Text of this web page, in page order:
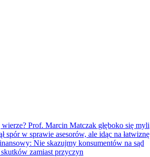
Prof. Marcin Matczak głęboko się myli
spór w sprawie asesorów, ale idąc na łatwiznę
Nie skazujmy konsumentów na sąd
zamiast przyczyn